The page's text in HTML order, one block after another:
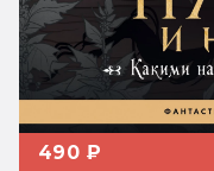
490 ₽